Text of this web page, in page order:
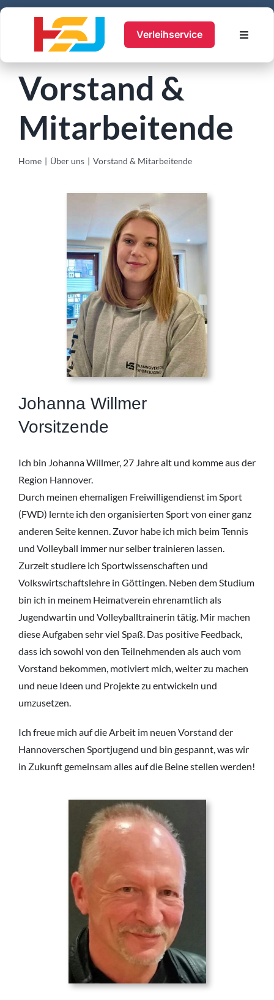
Zum
Verleihservice
Toggle
Ferienfreizeiten
Jugendtreff
Service
Hier Bewerben
Vorstand &
Mitarbeitende
Home Über uns Vorstand & Mitarbeitende
Johanna Willmer
Vorsitzende
Ich bin Johanna Willmer, 27 Jahre alt und komme aus der
Region Hannover.
Durch meinen ehemaligen Freiwilligendienst im Sport
(FWD) lernte ich den organisierten Sport von einer ganz
anderen Seite kennen. Zuvor habe ich mich beim Tennis
und Volleyball immer nur selber trainieren lassen.
Zurzeit studiere ich Sportwissenschaften und
Volkswirtschaftslehre in Göttingen. Neben dem Studium
bin ich in meinem Heimatverein ehrenamtlich als
Jugendwartin und Volleyballtrainerin tätig. Mir machen
diese Aufgaben sehr viel Spaß. Das positive Feedback,
dass ich sowohl von den Teilnehmenden als auch vom
Vorstand bekommen, motiviert mich, weiter zu machen
und neue Ideen und Projekte zu entwickeln und
umzusetzen.
Ich freue mich auf die Arbeit im neuen Vorstand der
Hannoverschen Sportjugend und bin gespannt, was wir
in Zukunft gemeinsam alles auf die Beine stellen werden!